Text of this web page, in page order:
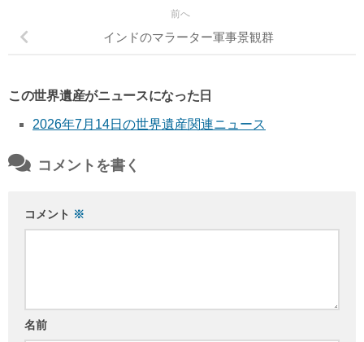
前へ
インドのマラーター軍事景観群
この世界遺産がニュースになった日
2026年7月14日の世界遺産関連ニュース
コメントを書く
コメント ※
名前